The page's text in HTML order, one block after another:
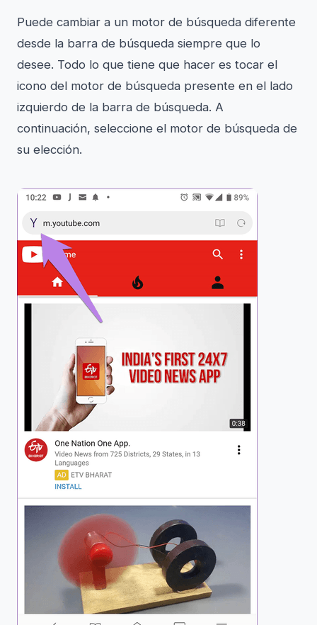
Puede cambiar a un motor de búsqueda diferente
desde la barra de búsqueda siempre que lo
desee. Todo lo que tiene que hacer es tocar el
icono del motor de búsqueda presente en el lado
izquierdo de la barra de búsqueda. A
continuación, seleccione el motor de búsqueda de
su elección.